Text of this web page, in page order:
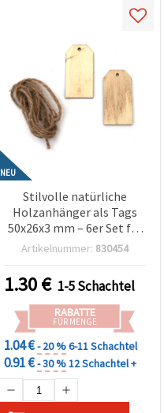
NEU
Stilvolle natürliche
Holzanhänger als Tags
50x26x3 mm – 6er Set für
Beschriften,
Basteldeko
Artikelnummer: 830454
1.30€ 1-5 Schachtel
RABATTE
FÜR MENGE
1.04 €- 20 %6-11 Schachtel
0.91 €- 30 %12 Schachtel +